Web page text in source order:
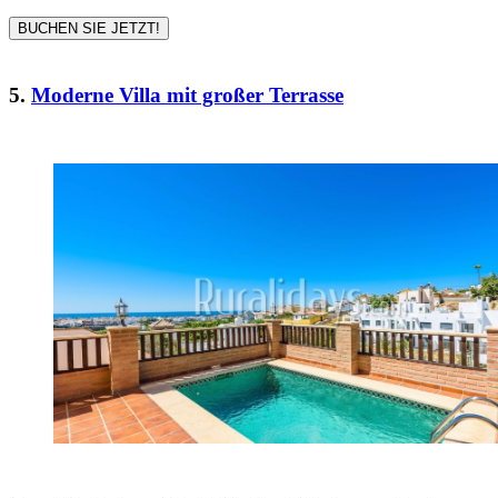
BUCHEN SIE JETZT!
5. Moderne Villa mit großer Terrasse